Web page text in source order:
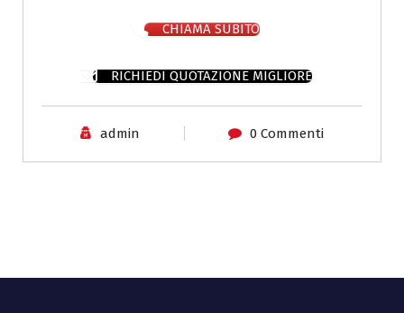
CHIAMA SUBITO
RICHIEDI QUOTAZIONE MIGLIORE
admin 0 Commenti